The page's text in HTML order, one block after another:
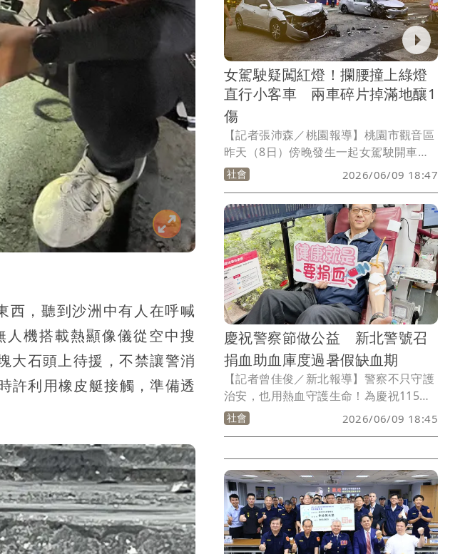
西，聽到沙洲中有人在呼喊
人機搭載熱顯像儀從空中搜
大石頭上待援，不禁讓警消
許利用橡皮艇接觸，準備透
的是誰給的錢、什麼時間給、怎麼給？夜
間、現金、官邸等時間點的高度巧合，絕
非一般政治獻金，而是具有賄賂性質的金
錢交付。
女駕駛疑闖紅燈！攔腰撞上綠燈
直行小客車 兩車碎片掉滿地釀1
傷
【記者張沛森／桃園報導】桃園市觀音區
昨天（8日）傍晚發生一起女駕駛開車行
經保興路二段與台66線交叉路口時，疑闖
紅燈攔腰撞上綠燈直行的小客車，強大的
衝擊力道導致兩車車頭瞬間零件碎裂一
地，並造成直行小客車駕駛受傷，詳細肇
事原因待後續調查釐清。
社會 2026/06/09 18:47
慶祝警察節做公益 新北警號召
捐血助血庫度過暑假缺血期
【記者曾佳俊／新北報導】警察不只守護
治安，也用熱血守護生命！為慶祝115年
警察節，新北市政府警察局今（9）日舉
辦捐血公益活動，號召警察同仁挽袖捐
病患。面對即將到來的暑假缺血高峰期，
新北警盼透過拋磚引玉，喚起更多民眾加
入捐血行列，讓愛心持續流動。
社會 2026/06/09 18:45